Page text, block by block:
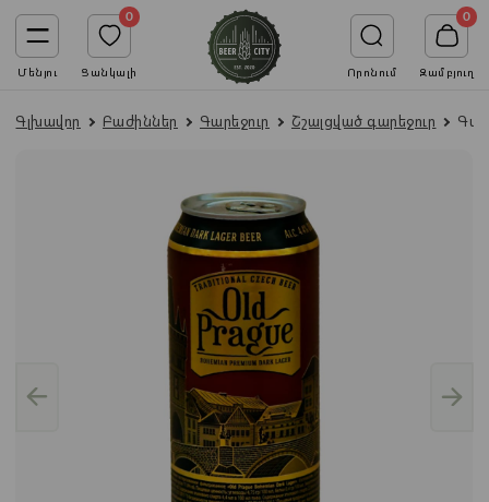
Մենյու
0
Ցանկալի Որոնում
0
Զամբյուղ
Գլխավոր Բաժիններ Գարեջուր Շշալցված գարեջուր